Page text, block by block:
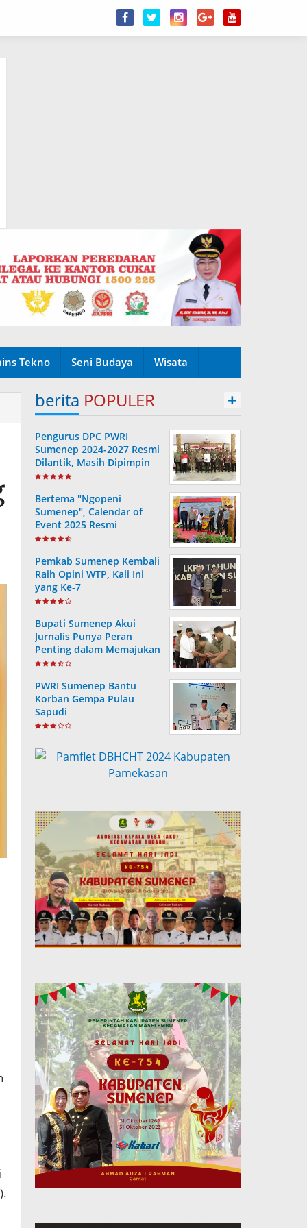
Tekno Seni Budaya Wisata
berita POPULER +
Pengurus DPC PWRI
Sumenep 2024-2027 Resmi
Dilantik, Masih Dipimpin
Rusydiyono
Bertema "Ngopeni
Sumenep", Calendar of
Event 2025 Resmi
Diluncurkan
Pemkab Sumenep Kembali
Raih Opini WTP, Kali Ini
yang Ke-7
Bupati Sumenep Akui
Jurnalis Punya Peran
Penting dalam Memajukan
Daerah
PWRI Sumenep Bantu
Korban Gempa Pulau
Sapudi